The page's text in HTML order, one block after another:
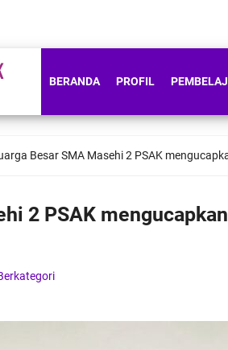
BERANDA PROFIL
Besar SMA Masehi 2 PSAK
2 PSAK